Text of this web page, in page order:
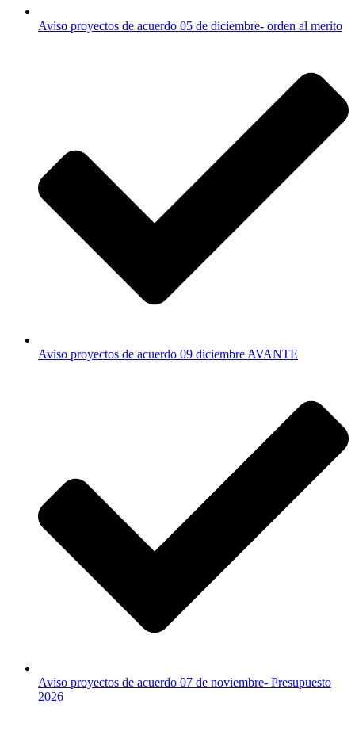
Aviso proyectos de acuerdo 05 de diciembre- orden al merito
Aviso proyectos de acuerdo 09 diciembre AVANTE
Aviso proyectos de acuerdo 07 de noviembre- Presupuesto
2026